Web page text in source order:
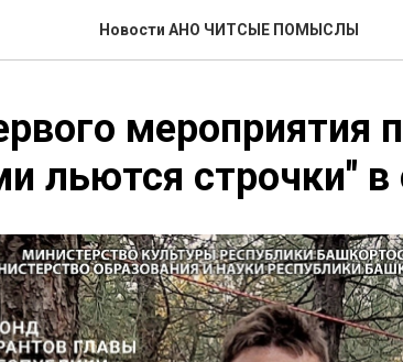
Новости АНО ЧИТСЫЕ ПОМЫСЛЫ
мероприятия
льются строчки"